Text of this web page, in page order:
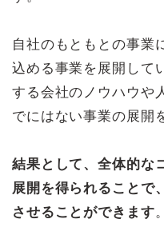
自社のもともとの事業
込める事業を展開して
する会社のノウハウや
でにはない事業の展開
結果として、全体的な
展開を得られることで
させることができます。